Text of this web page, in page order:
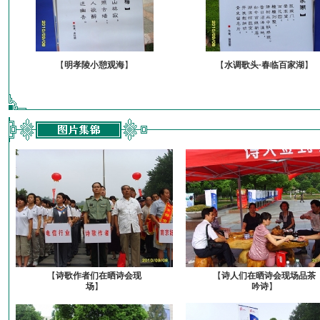
【明孝陵小憩观海】 【水调歌头·春临百家湖 】
【诗歌作者们在晒诗会现
场】
【诗人们在晒诗会现场品茶
吟诗】